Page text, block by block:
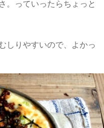
。っていったらちょっと
しりやすいので、よかっ